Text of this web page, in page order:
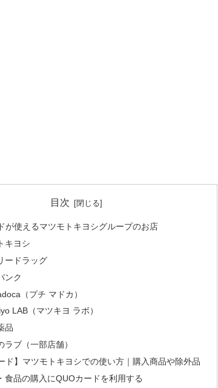
目次
が使えるマツモトキヨシグループのお店
キヨシ
ードラッグ
ンク
（プチ マドカ）
LAB（マツキヨ ラボ）
品
ラブ（一部店舗）
ド】マツモトキヨシでの使い方｜購入商品や除外品
食品の購入にQUOカードを利用する